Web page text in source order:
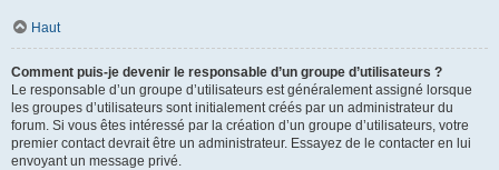
Haut
Comment puis-je devenir le responsable d’un groupe d’utilisateurs ?
Le responsable d’un groupe d’utilisateurs est généralement assigné lorsque
les groupes d’utilisateurs sont initialement créés par un administrateur du
forum. Si vous êtes intéressé par la création d’un groupe d’utilisateurs, votre
premier contact devrait être un administrateur. Essayez de le contacter en lui
envoyant un message privé.